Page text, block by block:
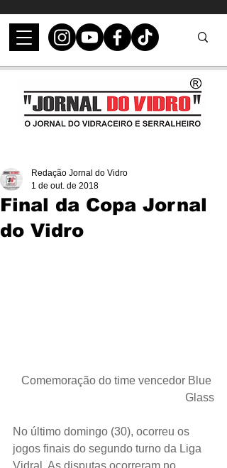
Final da Copa Jornal
do Vidro
Redação Jornal do Vidro
1 de out. de 2018
Glass
No último domingo (30), ocorreu os
jogos finais do segundo turno da Liga